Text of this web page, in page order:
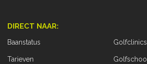
DIRECT NAAR:
Baanstatus
Tarieven
Golfclinics
Golfschool